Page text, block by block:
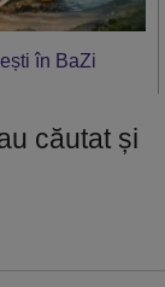
în BaZi
căutat și